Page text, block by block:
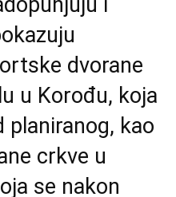
dvorane
u Korođu, koja
planiranog, kao
crkve u
se nakon